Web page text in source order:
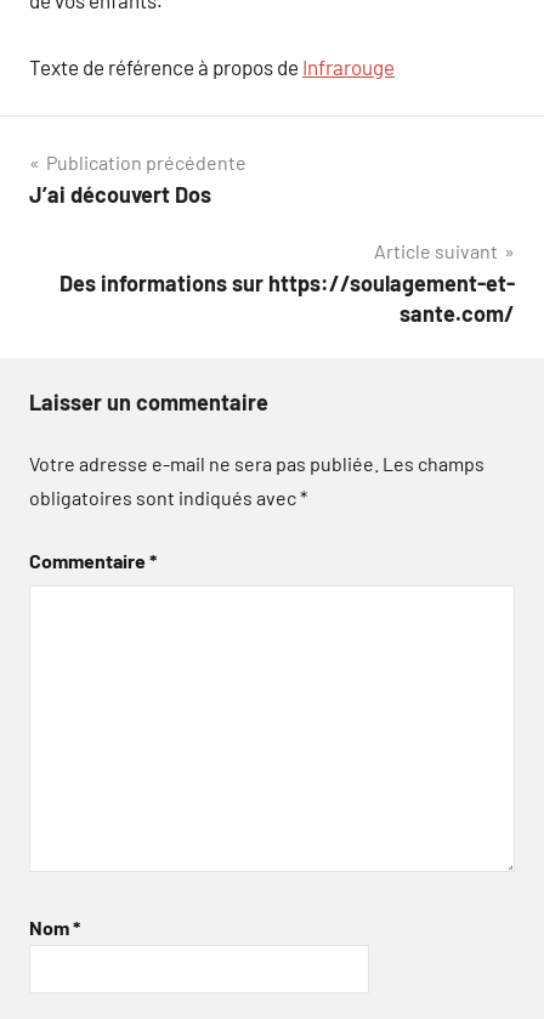
Texte de référence à propos de Infrarouge
Navigation
de
Publication précédente
J’ai découvert Dos
Article suivant
Des informations sur https://soulagement-et-
sante.com/
Laisser un commentaire
Votre adresse e-mail ne sera pas publiée. Les champs
obligatoires sont indiqués avec*
Commentaire*
Nom*